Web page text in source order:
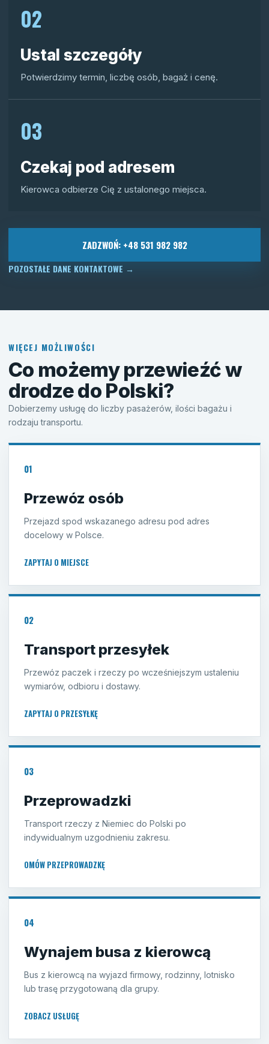
02
Ustal szczegóły
Potwierdzimy termin, liczbę osób, bagaż i cenę.
03
Czekaj pod adresem
Kierowca odbierze Cię z ustalonego miejsca.
ZADZWOŃ: +48 531 982 982
POZOSTAŁE DANE KONTAKTOWE →
WIĘCEJ MOŻLIWOŚCI
Co możemy przewieźć w
drodze do Polski?
Dobierzemy usługę do liczby pasażerów, ilości bagażu i
rodzaju transportu.
01
Przewóz osób
Przejazd spod wskazanego adresu pod adres
docelowy w Polsce.
ZAPYTAJ O MIEJSCE
02
Transport przesyłek
Przewóz paczek i rzeczy po wcześniejszym ustaleniu
wymiarów, odbioru i dostawy.
ZAPYTAJ O PRZESYŁKĘ
03
Przeprowadzki
Transport rzeczy z Niemiec do Polski po
indywidualnym uzgodnieniu zakresu.
OMÓW PRZEPROWADZKĘ
04
Wynajem busa z kierowcą
Bus z kierowcą na wyjazd firmowy, rodzinny, lotnisko
lub trasę przygotowaną dla grupy.
ZOBACZ USŁUGĘ